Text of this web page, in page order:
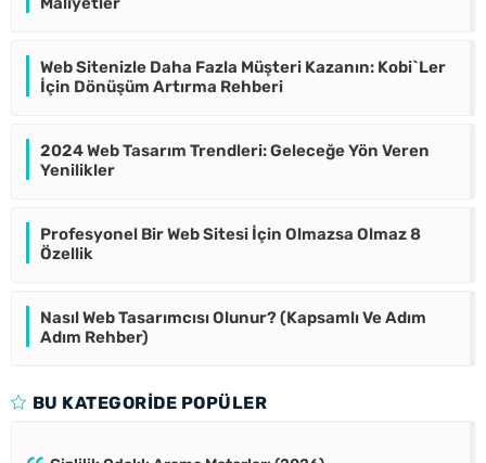
Web Sitenizle Daha Fazla Müşteri Kazanın: Kobi`Ler
İçin Dönüşüm Artırma Rehberi
2024 Web Tasarım Trendleri: Geleceğe Yön Veren
Yenilikler
Profesyonel Bir Web Sitesi İçin Olmazsa Olmaz 8
Özellik
Nasıl Web Tasarımcısı Olunur? (Kapsamlı Ve Adım
Adım Rehber)
BU KATEGORIDE POPÜLER